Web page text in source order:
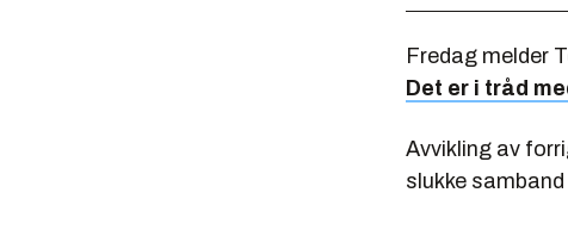
Fredag melder
Det er i tråd
Avvikling av
slukke